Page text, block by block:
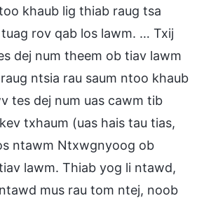
khaub lig thiab raug tsa
rov qab los lawm. … Txij
dej num theem ob tiav lawm
ntsia rau saum ntoo khaub
tes dej num uas cawm tib
txhaum (uas hais tau tias,
ntawm Ntxwgnyoog ob
lawm. Thiab yog li ntawd,
mus rau tom ntej, noob